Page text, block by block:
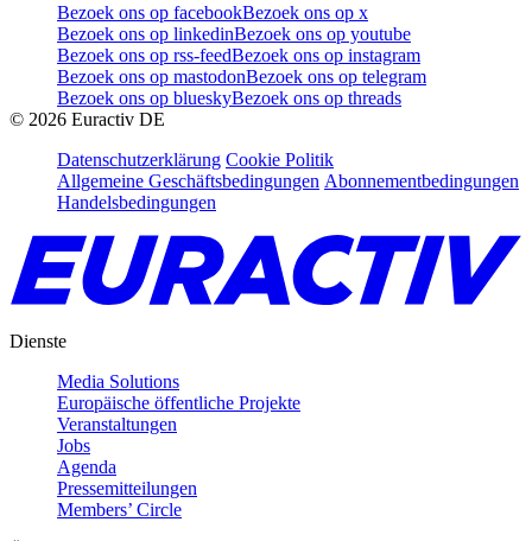
Bezoek ons op facebookBezoek ons op x
Bezoek ons op linkedinBezoek ons op youtube
Bezoek ons op rss-feedBezoek ons op instagram
Bezoek ons op mastodonBezoek ons op telegram
Bezoek ons op blueskyBezoek ons op threads
© 2026 Euractiv DE
Datenschutzerklärung Cookie Politik
Allgemeine Geschäftsbedingungen Abonnementbedingungen
Handelsbedingungen
Dienste
Media Solutions
Europäische öffentliche Projekte
Veranstaltungen
Jobs
Agenda
Pressemitteilungen
Members’ Circle